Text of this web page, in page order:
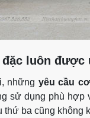
luôn được
những yêu cầu
sử dụng phù
thứ ba cũng không